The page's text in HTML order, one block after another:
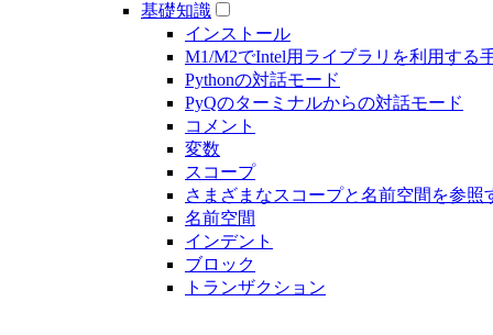
基礎知識
インストール
M1/M2でIntel用ライブラリを利用する
Pythonの対話モード
PyQのターミナルからの対話モード
コメント
変数
スコープ
さまざまなスコープと名前空間を参照
名前空間
インデント
ブロック
トランザクション